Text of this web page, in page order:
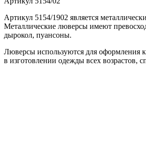
Артикул 5154/1902 является
Металлические люверсы имеют
дырокол, пуансоны.
Люверсы используются для оформления
в изготовлении одежды всех возрастов,